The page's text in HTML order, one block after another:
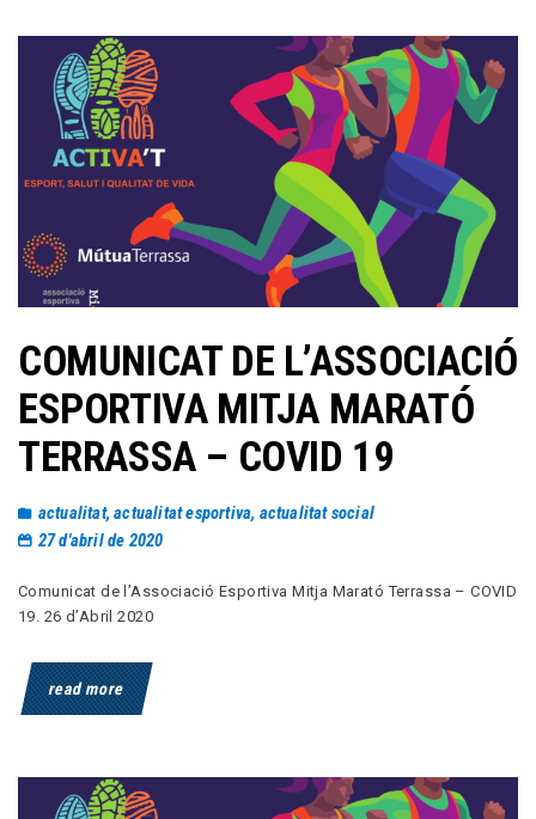
COMUNICAT DE L’ASSOCIACIÓ
ESPORTIVA MITJA MARATÓ
TERRASSA – COVID 19
actualitat,actualitat esportiva, actualitat social
27 d'abril de 2020
Comunicat de l’Associació Esportiva Mitja Marató Terrassa – COVID
19. 26 d’Abril 2020
read more